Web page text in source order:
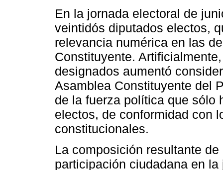
En la jornada electoral de
veintidós diputados electos,
relevancia numérica en las
Constituyente.
designados aumentó
Asamblea Constituyente del
de la fuerza política que sólo
electos, de conformidad con
constitucionales.
La composición resultante
participación ciudadana en